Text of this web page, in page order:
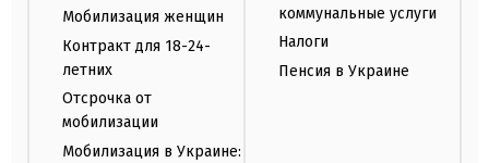
Мобилизация женщин
Контракт для 18-24-
летних
Отсрочка от
мобилизации
Мобилизация в Украине:
коммунальные услуги
Налоги
Пенсия в Украине